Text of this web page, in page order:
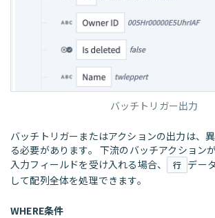
バッチトリガー出力
バッチトリガーまたはアクションの出力は、
る必要があります。 下流のバッチアクション
入力フィールドを受け入れる場合、
行 デー
して配列全体を処理できます。
WHERE条件